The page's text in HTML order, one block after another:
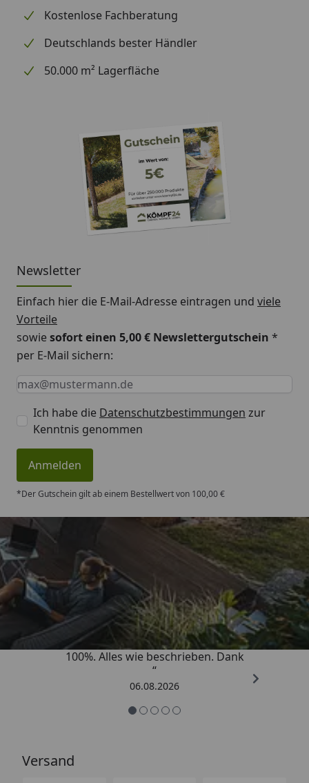
Kostenlose Fachberatung
Deutschlands bester Händler
50.000 m² Lagerfläche
Newsletter
Einfach hier die E-Mail-Adresse eintragen und viele
Vorteile
sowiesofort einen 5,00 € Newslettergutschein *
per E-Mail sichern:
Keine Eingabe erforderlich
Eingabe erforderlich
E-Mail *
Ich habe die Datenschutzbestimmungen zur
Kenntnis genommen
Anmelden
*Der Gutschein gilt ab einem Bestellwert von 100,00 €
Trusted Shops
4,83/ 5
„Super schnell gelifert. Ware passt
100%. Alles wie beschrieben. Dank
“
06.08.2026
Versand